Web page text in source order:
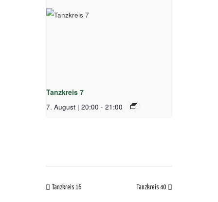
Tanzkreis 7
7. August | 20:00 - 21:00
Tanzkreis 16 Tanzkreis 40